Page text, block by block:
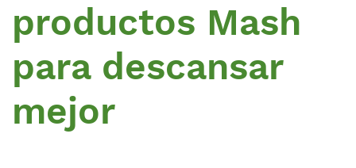
productos Mash
para descansar
mejor